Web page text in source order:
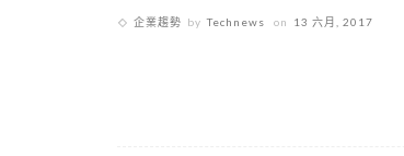
企業趨勢 by Technews on 13 六月, 2017